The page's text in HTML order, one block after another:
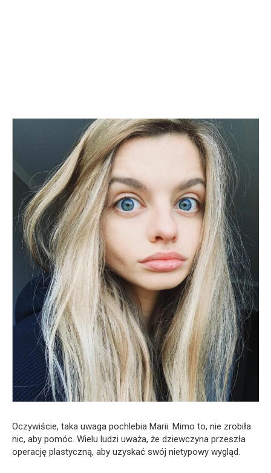
Oczywiście, taka uwaga pochlebia Marii. Mimo to, nie zrobiła
nic, aby pomóc. Wielu ludzi uważa, że dziewczyna przeszła
operację plastyczną, aby uzyskać swój nietypowy wygląd.